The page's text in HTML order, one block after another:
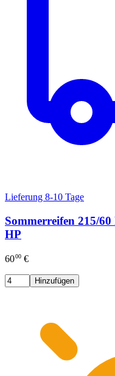
Lieferung 8-10 Tage
Sommerreifen 215/
HP
6000 €
Hinzufügen